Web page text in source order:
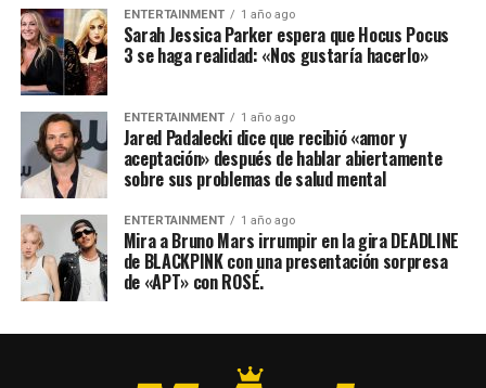
ENTERTAINMENT 1 año ago
Sarah Jessica Parker espera que Hocus Pocus
3 se haga realidad: «Nos gustaría hacerlo»
ENTERTAINMENT 1 año ago
Jared Padalecki dice que recibió «amor y
aceptación» después de hablar abiertamente
sobre sus problemas de salud mental
ENTERTAINMENT 1 año ago
Mira a Bruno Mars irrumpir en la gira DEADLINE
de BLACKPINK con una presentación sorpresa
de «APT» con ROSÉ.